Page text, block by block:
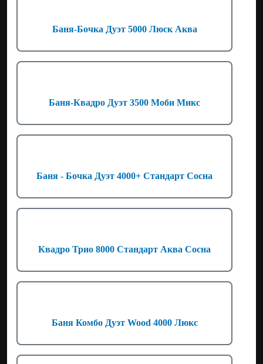
Баня-Бочка Дуэт 5000 Люск Аква
Баня-Квадро Дуэт 3500 Моби Микс
Баня - Бочка Дуэт 4000+ Стандарт Сосна
Квадро Трио 8000 Стандарт Аква Сосна
Баня Комбо Дуэт Wood 4000 Люкс